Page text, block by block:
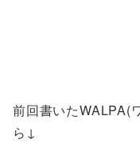
前回書いたWALPA(
ら↓